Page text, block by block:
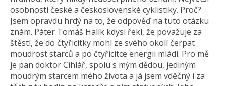
osobností české a československé cyklistiky. Proč?
Jsem opravdu hrdý na to, že odpověď na tuto otázku
znám. Páter Tomáš Halík kdysi řekl, že považuje za
štěstí, že do čtyřicítky mohl ze svého okolí čerpat
moudrost starců a po čtyřicítce energii mládí. Pro mě
je pan doktor Cihlář, spolu s mým dědou, jediným
moudrým starcem mého života a já jsem vděčný i za